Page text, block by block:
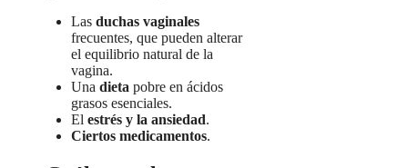
Las duchas vaginales
frecuentes, que pueden alterar
el equilibrio natural de la
vagina.
Una dieta pobre en ácidos
grasos esenciales.
El estrés y la ansiedad.
Ciertos medicamentos.